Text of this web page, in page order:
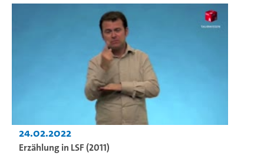
24.02.2022
Erzählung in LSF (2011)